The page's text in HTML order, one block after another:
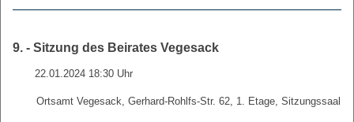
9. - Sitzung des Beirates Vegesack
22.01.2024 18:30 Uhr
Ortsamt Vegesack, Gerhard-Rohlfs-Str. 62, 1. Etage, Sitzungssaal